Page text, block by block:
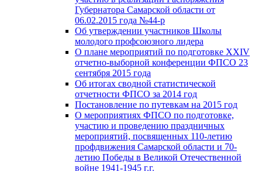
Губернатора Самарской области от
06.02.2015 года №44-р
Об утверждении участников Школы
молодого профсоюзного лидера
О плане мероприятий по подготовке XXIV
отчетно-выборной конференции ФПСО 23
сентября 2015 года
Об итогах сводной статистической
отчетности ФПСО за 2014 год
Постановление по путевкам на 2015 год
О мероприятиях ФПСО по подготовке,
участию и проведению праздничных
мероприятий, посвященных 110-летию
профдвижения Самарской области и 70-
летию Победы в Великой Отечественной
войне 1941-1945 г.г.